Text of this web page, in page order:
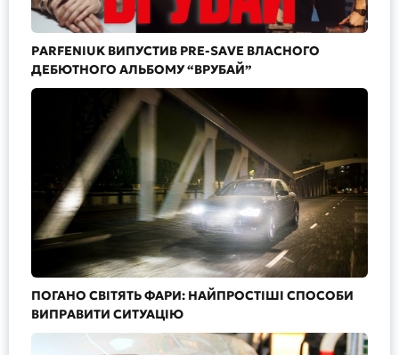
PARFENIUK ВИПУСТИВ PRE-SAVE ВЛАСНОГО
ДЕБЮТНОГО АЛЬБОМУ “ВРУБАЙ”
ПОГАНО СВІТЯТЬ ФАРИ: НАЙПРОСТІШІ СПОСОБИ
ВИПРАВИТИ СИТУАЦІЮ